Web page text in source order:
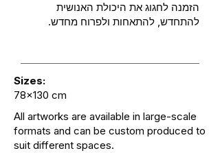
הזמנה לחגוג את היכולת האנושית
להתחדש, להתאחות ולפרוח מחדש.
Sizes:
78x130 cm
All artworks are available in large-scale
formats and can be custom produced to
suit different spaces.